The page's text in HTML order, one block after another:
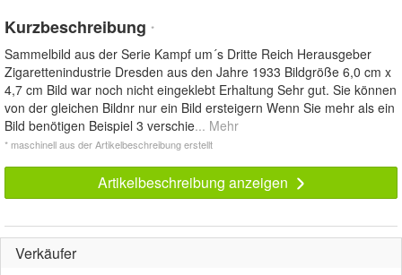
Kurzbeschreibung *
Sammelbild aus der Serie Kampf um´s Dritte Reich Herausgeber
Zigarettenindustrie Dresden aus den Jahre 1933 Bildgröße 6,0 cm x
4,7 cm Bild war noch nicht eingeklebt Erhaltung Sehr gut. Sie können
von der gleichen Bildnr nur ein Bild ersteigern Wenn Sie mehr als ein
Bild benötigen Beispiel 3 verschie... Mehr
* maschinell aus der Artikelbeschreibung erstellt
Artikelbeschreibung anzeigen
Verkäufer